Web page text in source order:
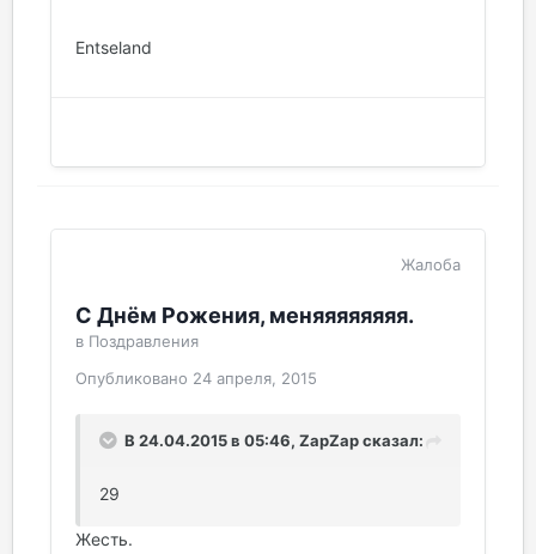
Entseland
Жалоба
С Днём Рожения, меняяяяяяяя.
в Поздравления
Опубликовано 24 апреля, 2015
В 24.04.2015 в 05:46, ZapZap сказал:
29
Жесть.